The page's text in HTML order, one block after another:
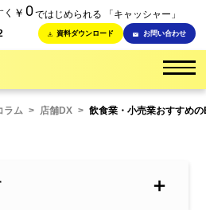
￥ 0ではじめられる 「キャッシャー」
資料ダウンロード お問い合わせ
ラム > 店舗DX > 飲食業・小売業おすすめ
＋